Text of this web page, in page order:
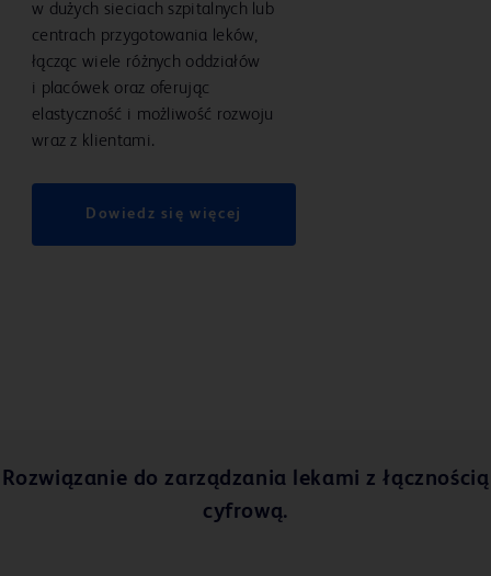
w dużych sieciach szpitalnych lub
centrach przygotowania leków,
łącząc wiele różnych oddziałów
i placówek oraz oferując
elastyczność i możliwość rozwoju
wraz z klientami.
Dowiedz się więcej
Rozwiązanie do zarządzania lekami z łącznością
cyfrową.